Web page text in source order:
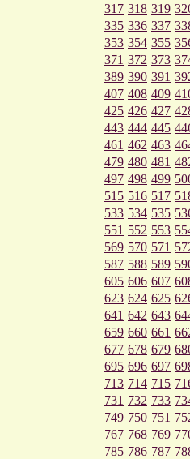
317 318 319
335 336 337
353 354 355
371 372 373
389 390 391
407 408 409
425 426 427
443 444 445
461 462 463
479 480 481
497 498 499
515 516 517
533 534 535
551 552 553
569 570 571
587 588 589
605 606 607
623 624 625
641 642 643
659 660 661
677 678 679
695 696 697
713 714 715
731 732 733
749 750 751
767 768 769
785 786 787